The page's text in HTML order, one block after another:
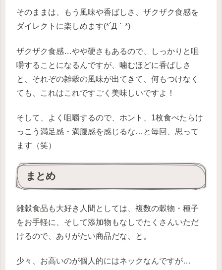
そのままは、もう風味や香ばしさ、ザクザク食感を
ダイレクトに楽しめます(*´Д｀*)
ザクザク食感…やや硬さもあるので、しっかりと咀
嚼することになるんですが、噛むほどに香ばしさ
と、それぞの雑穀の風味が出てきて、何もつけなく
ても、これはこれですごく美味しいですよ！
そして、よく咀嚼するので、ホント、1枚食べたらけ
っこう満足感・満腹感を感じるな…と毎回、思って
ます（笑）
まとめ
雑穀食品も大好き人間としては、複数の穀物・種子
をお手軽に、そして添加物もなしでたくさんいただ
けるので、ありがたい商品だな、と。
少々、お高いのが個人的にはネックなんですが…